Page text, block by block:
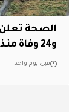
و24 وفاة منذ بداية العام الجاري
قبل يوم واحد